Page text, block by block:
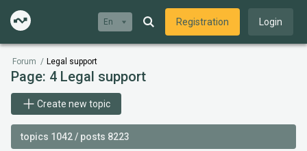
En Registration Login
Forum / Legal support
Page: 4 Legal support
Create new topic
topics 1042 / posts 8223